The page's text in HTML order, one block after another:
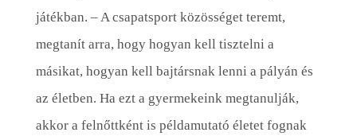
játékban. – A csapatsport közösséget teremt,
megtanít arra, hogy hogyan kell tisztelni a
másikat, hogyan kell bajtársnak lenni a pályán és
az életben. Ha ezt a gyermekeink megtanulják,
akkor a felnőttként is példamutató életet fognak